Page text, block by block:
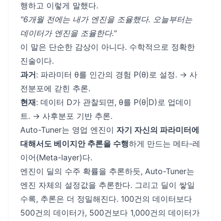
행하고 이렇게 말했다.
"6개월 전에는 내가 엔진을 조율했다. 오늘부터는
데이터가 엔진을 조율한다."
이 말은 단순한 감상이 아니다. 수학적으로 정확한
진술이다.
과거: 파라미터 θ를 인간의 경험 P(θ)로 설정. → 사
전분포에 갇힌 추론.
현재: 데이터 D가 관찰되면, θ를 P(θ|D)로 업데이
트. → 사후분포 기반 추론.
Auto-Tuner는 영업 엔진이 자기 자신의 파라미터에
대해서도 베이지안 추론을 수행하게 만드는 메타-레
이어(Meta-layer)다.
엔진이 딜의 수주 확률을 추론하듯, Auto-Tuner는
엔진 자체의 설정값을 추론한다. 그리고 딜이 쌓일
수록, 추론은 더 정밀해진다. 100건의 데이터보다
500건의 데이터가, 500건보다 1,000건의 데이터가